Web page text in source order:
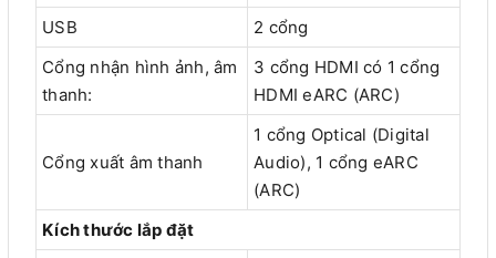
USB
2 cổng
Cổng nhận hình ảnh, âm
thanh:
3 cổng HDMI có 1 cổng
HDMI eARC (ARC)
Cổng xuất âm thanh
1 cổng Optical (Digital
Audio), 1 cổng eARC
(ARC)
Kích thước lắp đặt